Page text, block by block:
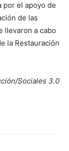
por el apoyo de
de las
llevaron a cabo
la Restauración
Sociales 3.0